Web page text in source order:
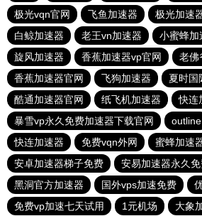
极光vqn官网
飞鱼加速器 极光加速
白鲸加速器
老王vn加速器 小蜜蜂加
旋风加速器
香蕉加速器vp官网 老佛
香蕉加速器官网
飞狗加速器
夏时国
酷通加速器官网
纸飞机加速器
快连
暴雪vp永久免费加速器下载官网
outline
快连加速器
免费vqn外网
蜜蜂加速
安卓加速器梯子免费
安易加速器永久
黑洞官方加速器
国外vps加速免费
免费vp加速七天试用
1元机场 大象